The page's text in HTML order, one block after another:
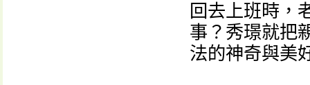
回去上班時，
事？秀璟就把
法的神奇與美